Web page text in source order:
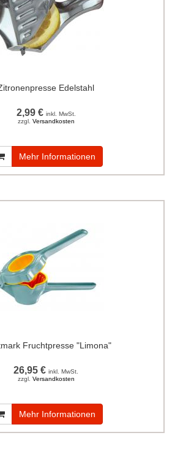
Edelstahl
2,99 € inkl. MwSt.
zzgl. Versandkosten
Mehr Informationen
Fruchtpresse "Limona"
26,95 € inkl. MwSt.
zzgl. Versandkosten
Mehr Informationen